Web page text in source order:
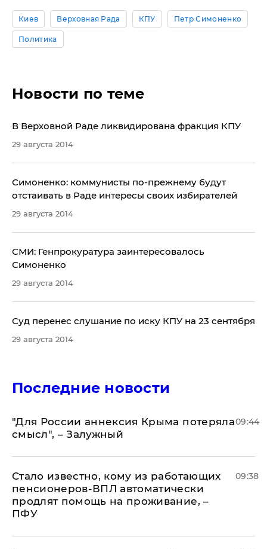
Киев Верховная Рада КПУ Петр Симоненко
Политика
Новости по теме
​В Верховной Раде ликвидирована фракция КПУ
29 августа 2014
Симоненко: коммунисты по-прежнему будут
отстаивать в Раде интересы своих избирателей
29 августа 2014
СМИ: Генпрокуратура заинтересовалось
Симоненко
29 августа 2014
Суд перенес слушание по иску КПУ на 23 сентября
29 августа 2014
Последние новости
"Для России аннексия Крыма потеряла
смысл", – Залужный
09:44
Стало известно, кому из работающих
пенсионеров-ВПЛ автоматически
продлят помощь на проживание, –
ПФУ
09:38